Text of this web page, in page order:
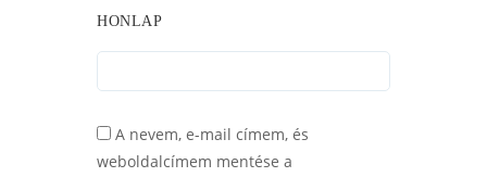
HONLAP
A nevem, e-mail címem, és
weboldalcímem mentése a